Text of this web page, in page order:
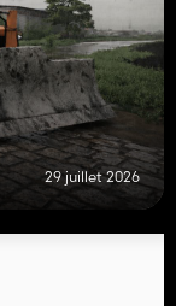
29 juillet 2026